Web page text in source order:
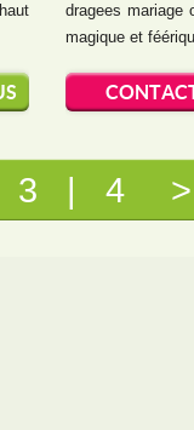
dragees mariage
magique et
3 | 4 >